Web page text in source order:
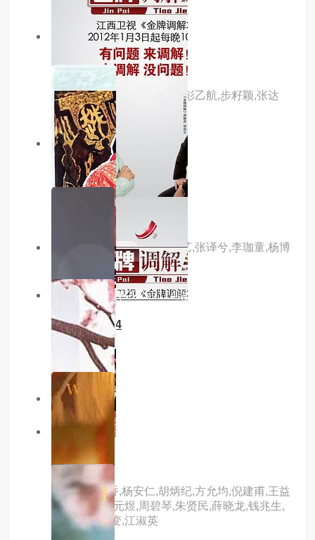
更新至第16集
大开眼界2026
主演：王森,朱近桐,向婧怡,彭乙航,步籽颖,张达
塬,李启歌,李诺菲
5.0分 更新至第23集
老街赵凤声
主演：喻钟黎,锦泷
主演：吴佳怡,董子凡,宋昭艺,张译兮,李珈童,杨博
奇,杨休,曹艳,邵思涵,高毅
更新至第20260114期
金牌调解2024
主演：章亭
主演：内详
hd国语
西施泪
主演：郑兰香,杨安仁,胡炳纪,方允均,倪建甫,王益
铨,傅慧娟,吴元煜,周碧琴,朱贤民,薛晓龙,钱兆生,
袁根生,许家变,江淑英